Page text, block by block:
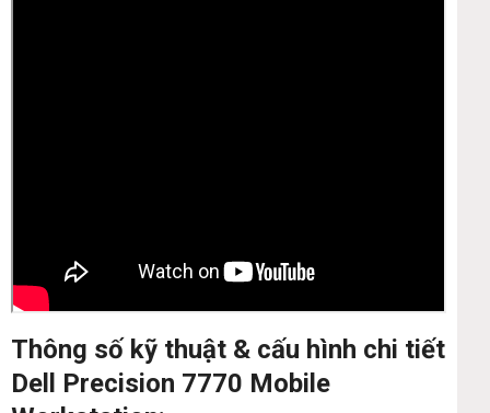
Thông số kỹ thuật & cấu hình chi tiết
Dell Precision 7770 Mobile